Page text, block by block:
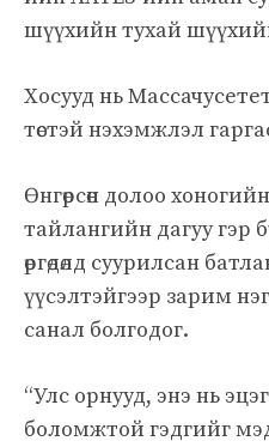
шүүхийн тухай
Хосууд нь
төстэй нэхэмжлэл
Өнгөрсөн долоо
тайлангийн дагуу гэр
өргөдөлд суурилсан
үүсэлтэйгээр зарим
санал болгодог.
“Улс орнууд, энэ нь
боломжтой гэдгийг